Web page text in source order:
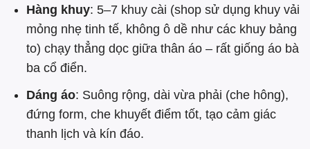
Hàng khuy: 5–7 khuy cài (shop sử dụng khuy vải
mỏng nhẹ tinh tế, không ô dề như các khuy bảng
to) chạy thẳng dọc giữa thân áo – rất giống áo bà
ba cổ điển.
Dáng áo: Suông rộng, dài vừa phải (che hông),
đứng form, che khuyết điểm tốt, tạo cảm giác
thanh lịch và kín đáo.